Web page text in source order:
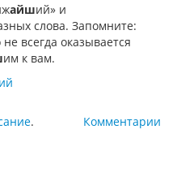
айший» и
слова. Запомните:
всегда оказывается
им к вам.
Комментарии
.